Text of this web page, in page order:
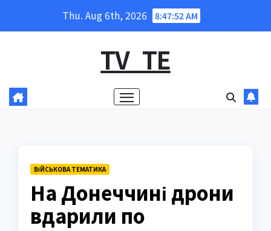
Thu. Aug 6th, 2026 8:47:53 AM
TV_TE
ВІЙСЬКОВА ТЕМАТИКА
На Донеччині дрони
вдарили по